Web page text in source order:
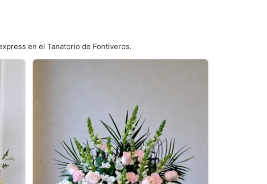
en el Tanatorio de Fontiveros.